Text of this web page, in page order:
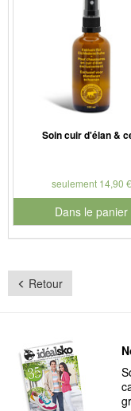
Soin cuir d'élan &
seulement 14,90 €
Dans le panier
pour le numéro de
Retour